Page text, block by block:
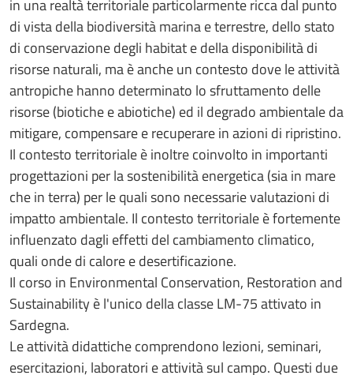
in una realtà territoriale particolarmente ricca dal punto
di vista della biodiversità marina e terrestre, dello stato
di conservazione degli habitat e della disponibilità di
risorse naturali, ma è anche un contesto dove le attività
antropiche hanno determinato lo sfruttamento delle
risorse (biotiche e abiotiche) ed il degrado ambientale da
mitigare, compensare e recuperare in azioni di ripristino.
Il contesto territoriale è inoltre coinvolto in importanti
progettazioni per la sostenibilità energetica (sia in mare
che in terra) per le quali sono necessarie valutazioni di
impatto ambientale. Il contesto territoriale è fortemente
influenzato dagli effetti del cambiamento climatico,
quali onde di calore e desertificazione.
Il corso in Environmental Conservation, Restoration and
Sustainability è l'unico della classe LM-75 attivato in
Sardegna.
Le attività didattiche comprendono lezioni, seminari,
esercitazioni, laboratori e attività sul campo. Questi due